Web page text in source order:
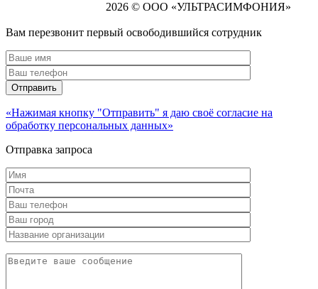
2026 © ООО «УЛЬТРАСИМФОНИЯ»
Вам перезвонит первый освободившийся сотрудник
«Нажимая кнопку "Отправить" я даю своё согласие на
обработку персональных данных»
Отправка запроса